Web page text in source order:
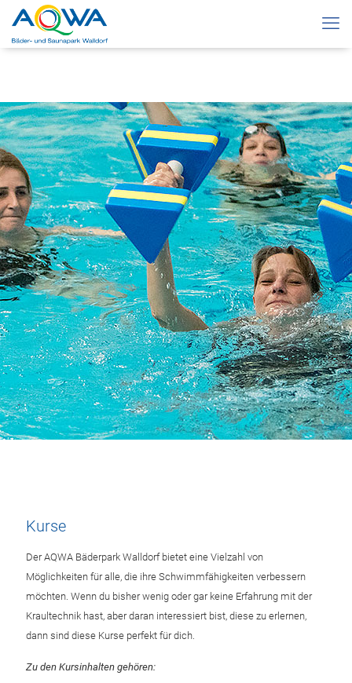
Kurse
Der AQWA Bäderpark Walldorf bietet eine Vielzahl von
Möglichkeiten für alle, die ihre Schwimmfähigkeiten verbessern
möchten. Wenn du bisher wenig oder gar keine Erfahrung mit der
Kraultechnik hast, aber daran interessiert bist, diese zu erlernen,
dann sind diese Kurse perfekt für dich.
Zu den Kursinhalten gehören: